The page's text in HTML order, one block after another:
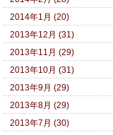
2014年1月 (20)
2013年12月 (31)
2013年11月 (29)
2013年10月 (31)
2013年9月 (29)
2013年8月 (29)
2013年7月 (30)